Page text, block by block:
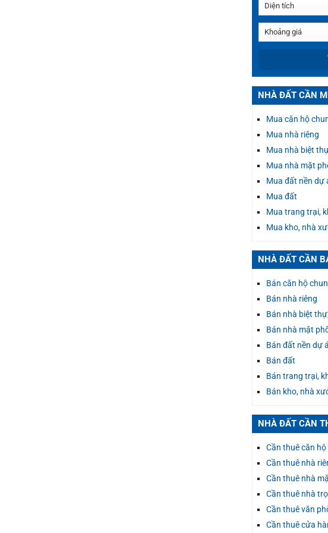
NHÀ ĐẤT CẦN
Mua căn hộ
Mua nhà riêng
Mua nhà biệt
Mua nhà mặt
Mua đất nền dự
Mua đất
Mua trang trại,
Mua kho, nhà
NHÀ ĐẤT CẦN
Bán căn hộ
Bán nhà riêng
Bán nhà biệt
Bán nhà mặt
Bán đất nền dự
Bán đất
Bán trang trại,
Bán kho, nhà
NHÀ ĐẤT CẦN
Cần thuê căn
Cần thuê nhà
Cần thuê nhà
Cần thuê nhà
Cần thuê văn
Cần thuê cửa